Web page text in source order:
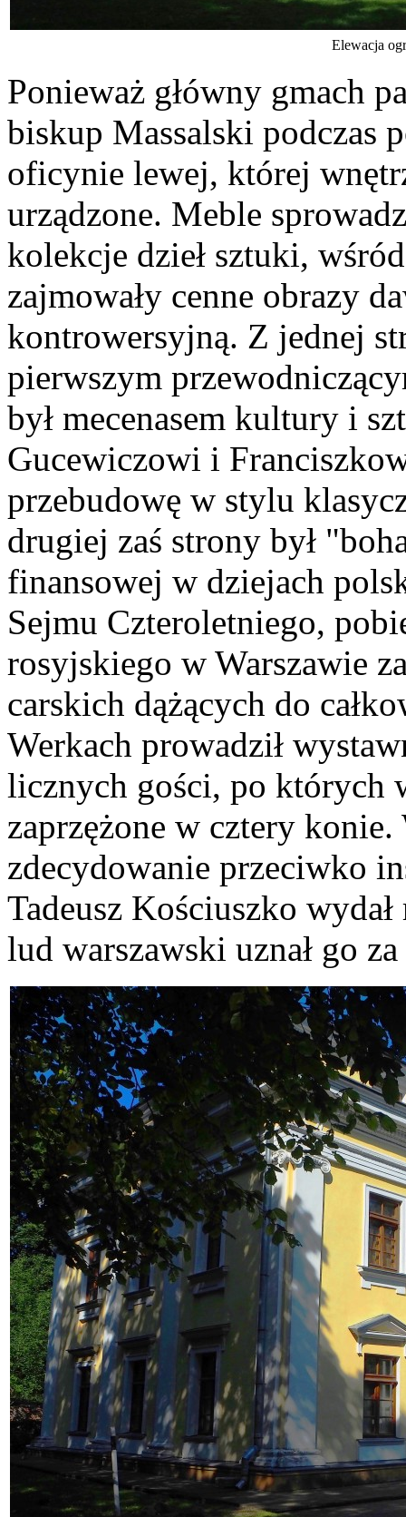
Elewacja
Ponieważ główny gmach
biskup Massalski podczas
oficynie lewej, której
urządzone. Meble
kolekcje dzieł sztuki,
zajmowały cenne obrazy
kontrowersyjną. Z jednej
pierwszym
był mecenasem kultury i
Gucewiczowi i
przebudowę w stylu
drugiej zaś strony był
finansowej w dziejach
Sejmu Czteroletniego,
rosyjskiego w Warszawie
carskich dążących do
Werkach prowadził
licznych gości, po których
zaprzężone w cztery
zdecydowanie przeciwko
Tadeusz Kościuszko
lud warszawski uznał go